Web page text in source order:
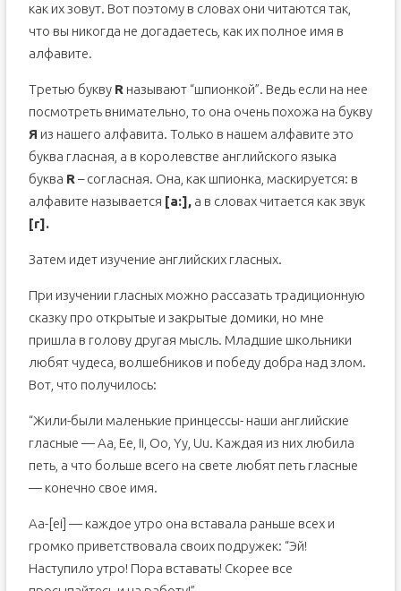
как их зовут. Вот поэтому в словах они читаются так,
что вы никогда не догадаетесь, как их полное имя в
алфавите.
Третью букву R называют “шпионкой”. Ведь если на нее
посмотреть внимательно, то она очень похожа на букву
Я из нашего алфавита. Только в нашем алфавите это
буква гласная, а в королевстве английского языка
буква R – согласная. Она, как шпионка, маскируется: в
алфавите называется [a:],а в словах читается как звук
[r].
Затем идет изучение английских гласных.
При изучении гласных можно рассазать традиционную
сказку про открытые и закрытые домики, но мне
пришла в голову другая мысль. Младшие школьники
любят чудеса, волшебников и победу добра над злом.
Вот, что получилось:
“Жили-были маленькие принцессы- наши английские
гласные — Aa, Ee, Ii, Oo, Yy, Uu. Каждая из них любила
петь, а что больше всего на свете любят петь гласные
— конечно свое имя.
Aa-[ei] — каждое утро она вставала раньше всех и
громко приветствовала своих подружек: “Эй!
Наступило утро! Пора вставать! Скорее все